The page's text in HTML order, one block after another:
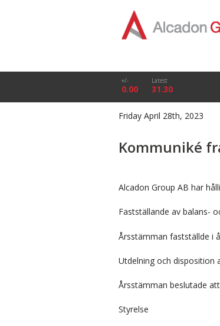
+/-
0.00
Latest
31.30
Friday April 28th, 2023
Kommuniké
Alcadon Group AB har
Fastställande av balans-
Årsstämman fastställde i
Utdelning och disposition
Årsstämman beslutade
Styrelse